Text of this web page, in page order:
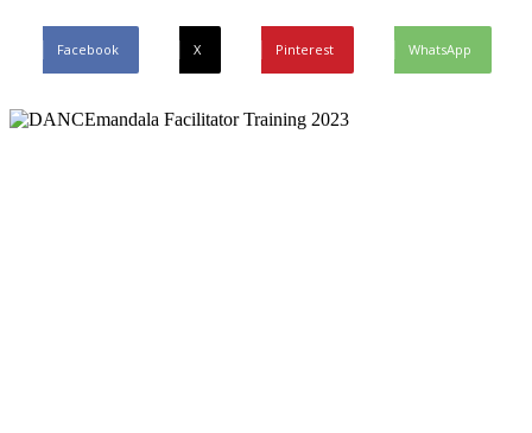
Facebook X Pinterest WhatsApp